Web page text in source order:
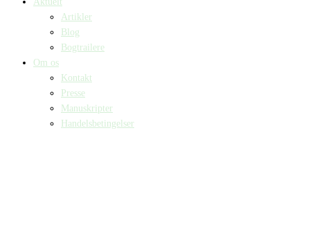
Artikler
Blog
Bogtrailere
Om os
Kontakt
Presse
Manuskripter
Handelsbetingelser